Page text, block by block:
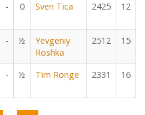
- 0 Sven Tica 2425 12
- ½
Yevgeniy
Roshka
2512 15
- ½ Tim Ronge 2331 16